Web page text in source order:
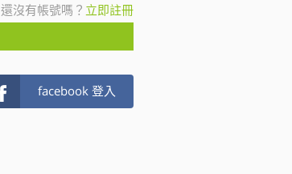
還沒有帳號嗎？ 立即註冊
facebook 登入